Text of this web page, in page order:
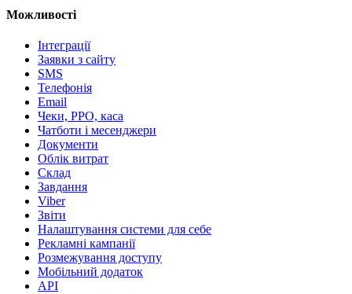
Можливості
Інтеграції
Заявки з сайту
SMS
Телефонія
Email
Чеки, РРО, каса
Чатботи і месенджери
Документи
Облік витрат
Склад
Завдання
Viber
Звіти
Налаштування системи для себе
Рекламні кампанії
Розмежування доступу
Мобільний додаток
API